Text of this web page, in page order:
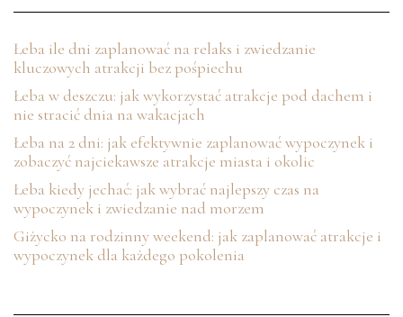
Łeba ile dni zaplanować na relaks i zwiedzanie
kluczowych atrakcji bez pośpiechu
Łeba w deszczu: jak wykorzystać atrakcje pod dachem i
nie stracić dnia na wakacjach
Łeba na 2 dni: jak efektywnie zaplanować wypoczynek i
zobaczyć najciekawsze atrakcje miasta i okolic
Łeba kiedy jechać: jak wybrać najlepszy czas na
wypoczynek i zwiedzanie nad morzem
Giżycko na rodzinny weekend: jak zaplanować atrakcje i
wypoczynek dla każdego pokolenia